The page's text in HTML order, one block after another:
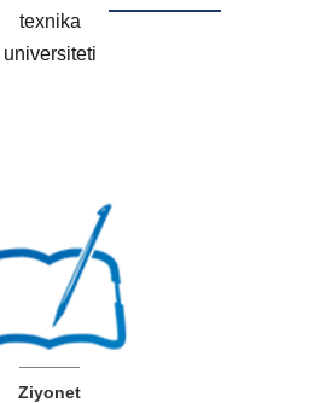
texnika
universiteti
Ziyonet